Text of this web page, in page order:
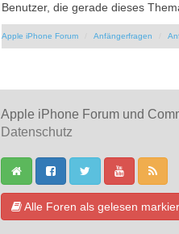
Benutzer, die gerade dieses
Apple iPhone Forum Anfängerfragen
Apple iPhone Forum und
Datenschutz
Alle Foren als gelesen